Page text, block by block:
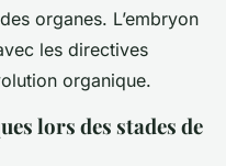
organes. L’embryon
les directives
organique.
lors des stades de